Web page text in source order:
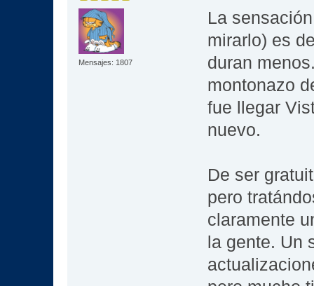
Mensajes: 1807
La
mirarlo) es
duran
montonazo
fue llegar
nuevo.
De ser
pero
claramente
la gente. Un